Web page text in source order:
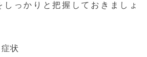
しっかりと把握しておきましょ
状